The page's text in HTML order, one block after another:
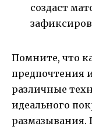
создаст
Помните, что
предпочтения
различные
идеального
размазывания.